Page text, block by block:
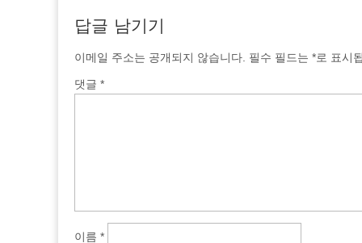
답글 남기기
이메일 주소는 공개되지 않습니다. 필수 필드는 *로 표시
댓글 *
이름 *